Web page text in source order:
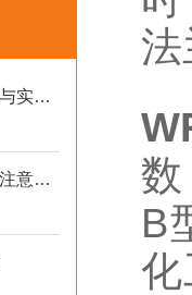
双金属温度计全面解析工作原理与实际应用
双金属温度计的常见类型及安装注意事项
数
B